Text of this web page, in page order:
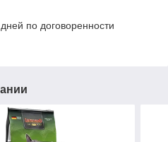
по договоренности